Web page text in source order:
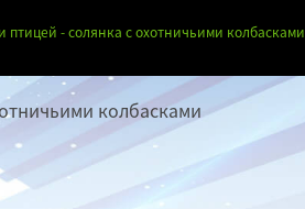
птицей - солянка с охотничьими колбасками